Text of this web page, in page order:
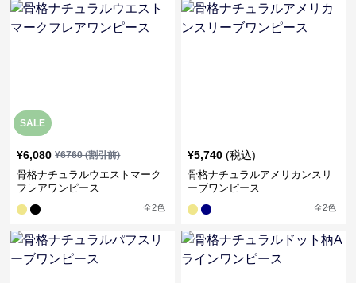
SALE
¥6,080 ¥6760(割引前)
骨格ナチュラルウエストマーク
フレアワンピース
全2色
¥5,740 (税込)
骨格ナチュラルアメリカンスリ
ーブワンピース
全2色